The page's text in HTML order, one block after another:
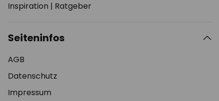
Inspiration | Ratgeber
Seiteninfos
AGB
Datenschutz
Impressum